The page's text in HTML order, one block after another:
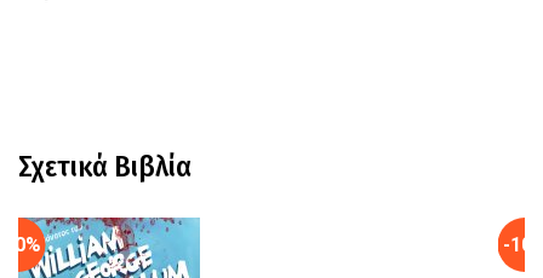
Σχετικά Βιβλία
-